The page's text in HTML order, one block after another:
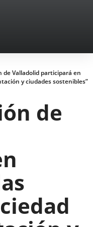
de Valladolid participará en
y ciudades sostenibles”
de